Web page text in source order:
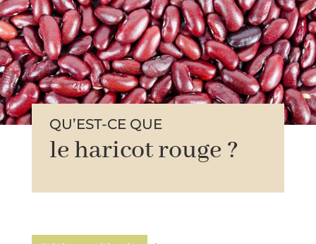
QU’EST-CE QUE
le haricot rouge ?